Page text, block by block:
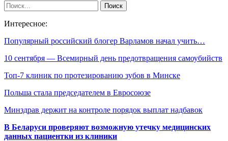
Интересное:
Популярный российский блогер Варламов начал учить…
10 сентября — Всемирный день предотвращения самоубийств
Топ-7 клиник по протезированию зубов в Минске
Польша стала председателем в Евросоюзе
Минздрав держит на контроле порядок выплат надбавок
В Беларуси проверяют возможную утечку медицинских
данных пациентки из клиники